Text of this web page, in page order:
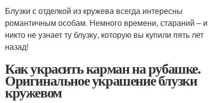
Блузки с отделкой из кружева всегда интересны
романтичным особам. Немного времени, стараний – и
никто не узнает ту блузку, которую вы купили пять лет
назад!
Как украсить карман на рубашке.
Оригинальное украшение блузки
кружевом